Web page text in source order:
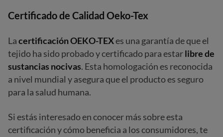
Certificado de Calidad Oeko-Tex
Lacertificación OEKO-TEXes una garantía de que el
tejido ha sido probado y certificado para estarlibre de
sustancias nocivas. Esta homologación es reconocida
a nivel mundial y asegura que el producto es seguro
para la salud humana.
Si estás interesado en conocer más sobre esta
certificación y cómo beneficia a los consumidores, te